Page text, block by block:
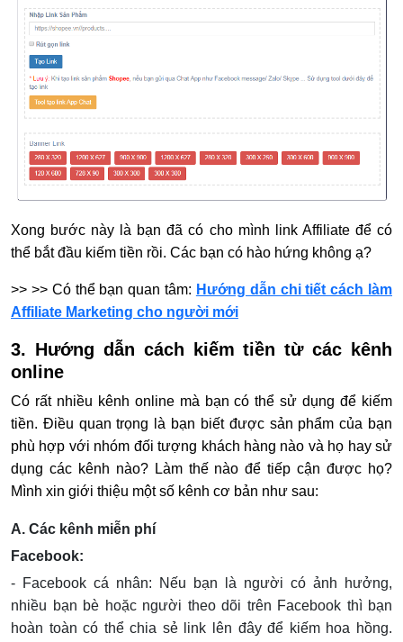
Xong bước này là bạn đã có cho mình link Affiliate để có
thể bắt đầu kiếm tiền rồi. Các bạn có hào hứng không ạ?
>> >> Có thể bạn quan tâm: Hướng dẫn chi tiết cách làm
Affiliate Marketing cho người mới
3. Hướng dẫn cách kiếm tiền từ các kênh
online
Có rất nhiều kênh online mà bạn có thể sử dụng để kiếm
tiền. Điều quan trọng là bạn biết được sản phẩm của bạn
phù hợp với nhóm đối tượng khách hàng nào và họ hay sử
dụng các kênh nào? Làm thế nào để tiếp cận được họ?
Mình xin giới thiệu một số kênh cơ bản như sau:
A. Các kênh miễn phí
Facebook:
- Facebook cá nhân: Nếu bạn là người có ảnh hưởng,
nhiều bạn bè hoặc người theo dõi trên Facebook thì bạn
hoàn toàn có thể chia sẻ link lên đây để kiếm hoa hồng.